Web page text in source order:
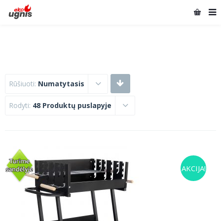
Rūšiuoti: Numatytasis
Rodyti: 48 Produktų puslapyje
AKCIJA!